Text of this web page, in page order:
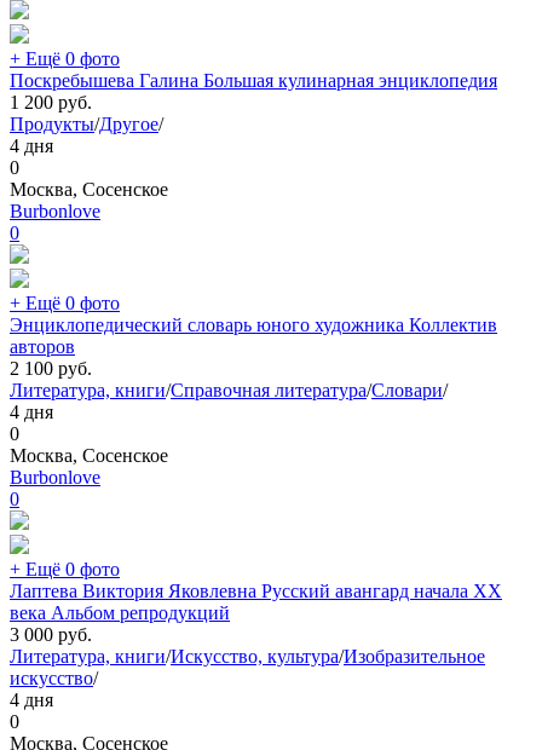
+ Ещё 0 фото
Поскребышева Галина Большая кулинарная энциклопедия
1 200 руб.
Продукты/Другое/
4 дня
0
Москва, Сосенское
Burbonlove
0
+ Ещё 0 фото
Энциклопедический словарь юного художника Коллектив
авторов
2 100 руб.
Литература, книги/Справочная литература/Словари/
4 дня
0
Москва, Сосенское
Burbonlove
0
+ Ещё 0 фото
Лаптева Виктория Яковлевна Русский авангард начала XX
века Альбом репродукций
3 000 руб.
Литература, книги/Искусство, культура/Изобразительное
искусство/
4 дня
0
Москва, Сосенское